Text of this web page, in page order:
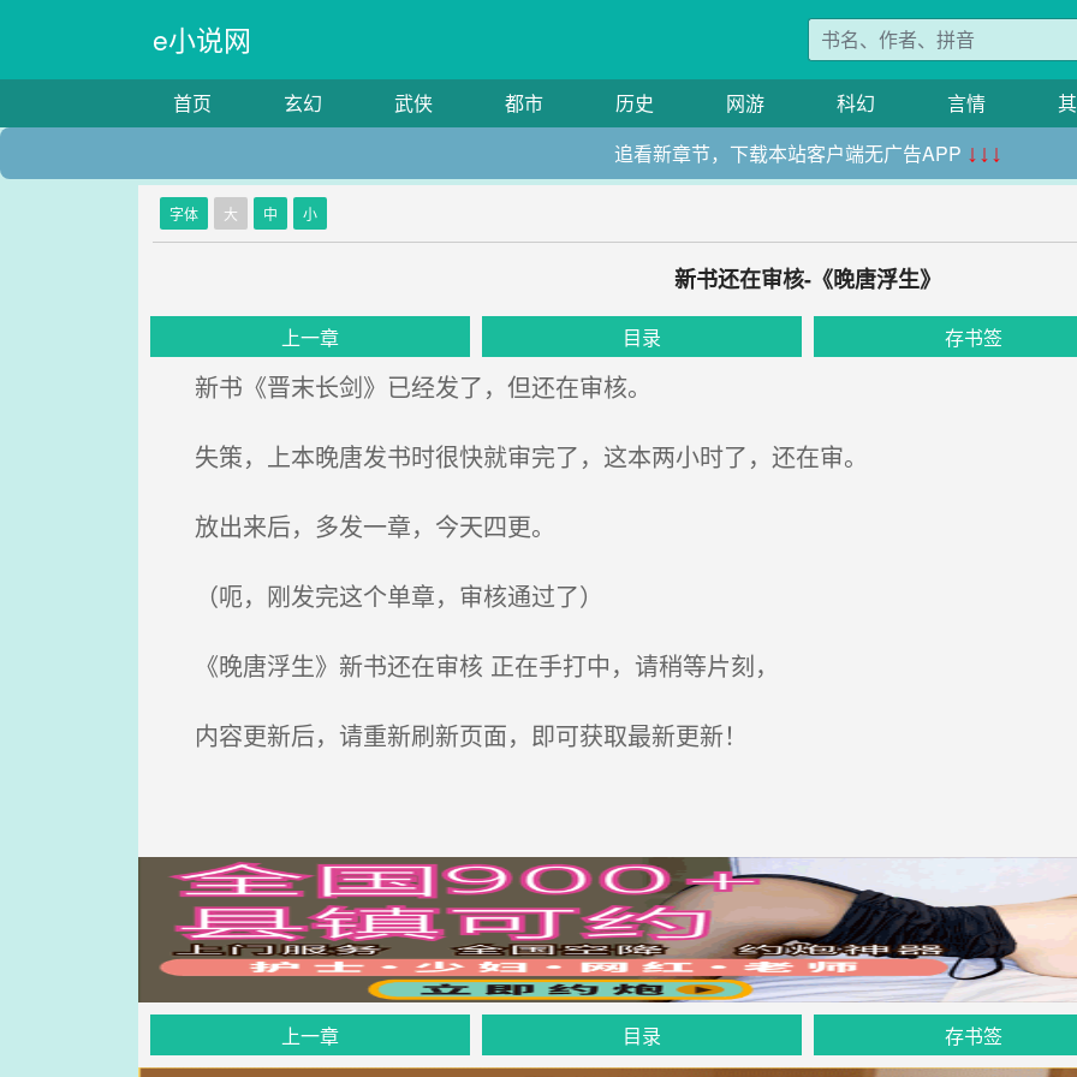
e小说网
首页 玄幻 武侠 都市 历史 网游 科幻 言情
追看新章节，下载本站客户端无广告APP ↓↓↓
字体 大 中 小
新书还在审核-《晚唐浮生》
上一章 目录 存书签
新书《晋末长剑》已经发了，但还在审核。
失策，上本晚唐发书时很快就审完了，这本两小时了，还在审。
放出来后，多发一章，今天四更。
（呃，刚发完这个单章，审核通过了）
《晚唐浮生》新书还在审核 正在手打中，请稍等片刻，
内容更新后，请重新刷新页面，即可获取最新更新！
上一章 目录 存书签